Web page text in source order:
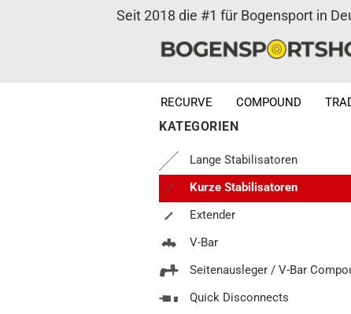
Seit 2018 die #1 für Bogensport in
RECURVE COMPOUND
KATEGORIEN
Lange Stabilisatoren
Kurze Stabilisatoren
Extender
V-Bar
Seitenausleger / V-Bar
Quick Disconnects